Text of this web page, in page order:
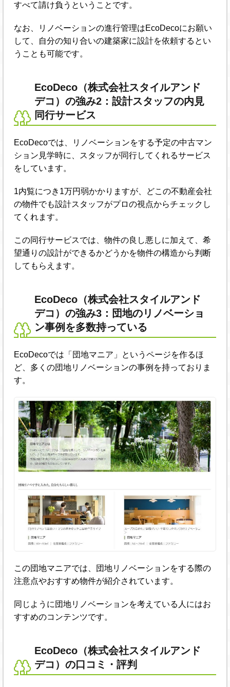
すべて請け負うということです。
なお、リノベーションの進行管理はEcoDecoにお願い
して、自分の知り合いの建築家に設計を依頼するとい
うことも可能です。
EcoDeco（株式会社スタイルアンド
デコ）の強み2：設計スタッフの内見
同行サービス
EcoDecoでは、リノベーションをする予定の中古マン
ション見学時に、スタッフが同行してくれるサービス
をしています。
1内覧につき1万円弱かかりますが、どこの不動産会社
の物件でも設計スタッフがプロの視点からチェックし
てくれます。
この同行サービスでは、物件の良し悪しに加えて、希
望通りの設計ができるかどうかを物件の構造から判断
してもらえます。
EcoDeco（株式会社スタイルアンド
デコ）の強み3：団地のリノベーショ
ン事例を多数持っている
EcoDecoでは「団地マニア」というページを作るほ
ど、多くの団地リノベーションの事例を持っておりま
す。
この団地マニアでは、団地リノベーションをする際の
注意点やおすすめ物件が紹介されています。
同じように団地リノベーションを考えている人にはお
すすめのコンテンツです。
EcoDeco（株式会社スタイルアンド
デコ）の口コミ・評判